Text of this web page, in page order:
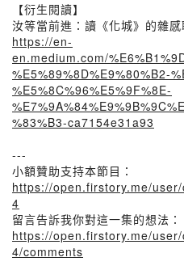
【衍生閱讀】
汝等當前進：讀《化城》的雜感
https://en-
en.medium.com/
%E5%89%8D%E9%80%B2-
%E5%8C%96%E5%9F%8E-
%83%B3-ca7154e31a93
---
小額贊助支持本節目：
https://open.firstory.me/
4
留言告訴我你對這一集的想法：
https://open.firstory.me/
4/comments